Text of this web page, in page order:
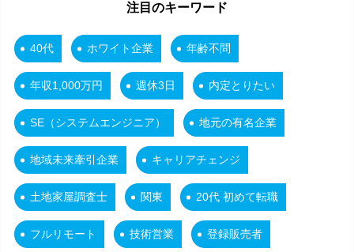
注目のキーワード
40代 ホワイト企業 年齢不問
年収1,000万円 週休3日 内定とりたい
SE（システムエンジニア） 地元の有名企業
地域未来牽引企業 キャリアチェンジ
土地家屋調査士 関東 20代 初めて転職
フルリモート 技術営業 登録販売者